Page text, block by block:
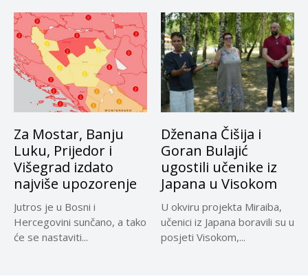
projektu...
su...
Za Mostar, Banju
Luku, Prijedor i
Višegrad izdato
najviše upozorenje
Jutros je u Bosni i
Hercegovini sunčano, a tako
će se nastaviti...
Dženana Čišija i
Goran Bulajić
ugostili učenike iz
Japana u Visokom
U okviru projekta Miraiba,
učenici iz Japana boravili su u
posjeti Visokom,...